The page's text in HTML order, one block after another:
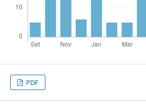
PDF